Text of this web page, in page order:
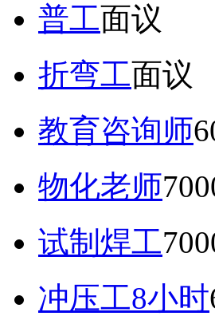
普工面议
折弯工面议
教育咨询师
物化老师
试制焊工
冲压工8小时